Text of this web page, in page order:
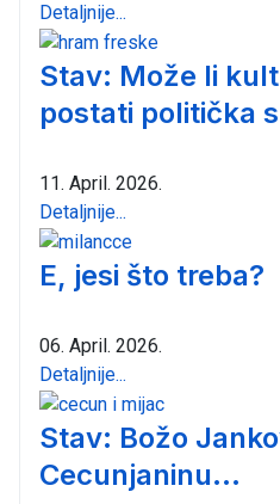
Detaljnije...
Stav: Može li
postati politička
11. April. 2026.
Detaljnije...
E, jesi što treba?
06. April. 2026.
Detaljnije...
Stav: Božo
Cecunjaninu...